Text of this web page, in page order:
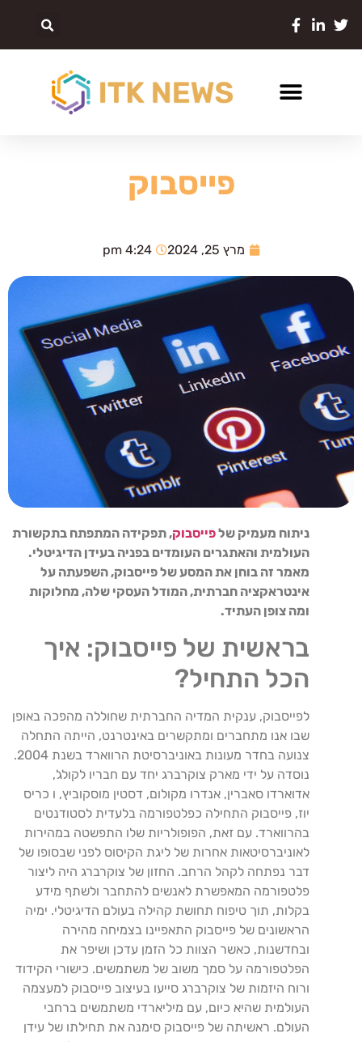
פייסבוק
מרץ 25, 2024 4:24 pm
ניתוח מעמיק שלפייסבוק, תפקידה המתפתח בתקשורת
העולמית והאתגרים העומדים בפניה בעידן הדיגיטלי.
מאמר זה בוחן את המסע של פייסבוק, השפעתה על
אינטראקציה חברתית, המודל העסקי שלה, מחלוקות
ומה צופן העתיד.
בראשית של פייסבוק: איך
הכל התחיל?
לפייסבוק, ענקית המדיה החברתית שחוללה מהפכה באופן
שבו אנו מתחברים ומתקשרים באינטרנט, הייתה התחלה
צנועה בחדר מעונות באוניברסיטת הרווארד בשנת 2004.
נוסדה על ידי מארק צוקרברג יחד עם חבריו לקולג',
אדוארדו סאברין, אנדרו מקולום, דסטין מוסקוביץ, ו כריס
יוז, פייסבוק התחילה כפלטפורמה בלעדית לסטודנטים
בהרווארד. עם זאת, הפופולריות שלו התפשטה במהירות
לאוניברסיטאות אחרות של ליגת הקיסוס לפני שבסופו של
דבר נפתחה לקהל הרחב. החזון של צוקרברג היה ליצור
פלטפורמה המאפשרת לאנשים להתחבר ולשתף מידע
בקלות, תוך טיפוח תחושת קהילה בעולם הדיגיטלי. ימיה
הראשונים של פייסבוק התאפיינו בצמיחה מהירה
ובחדשנות, כאשר הצוות כל הזמן עדכן ושיפר את
הפלטפורמה על סמך משוב של משתמשים. כישורי הקידוד
ורוח היזמות של צוקרברג סייעו בעיצוב פייסבוק למעצמה
העולמית שהיא כיום, עם מיליארדי משתמשים ברחבי
העולם. ראשיתה של פייסבוק סימנה את תחילתו של עידן